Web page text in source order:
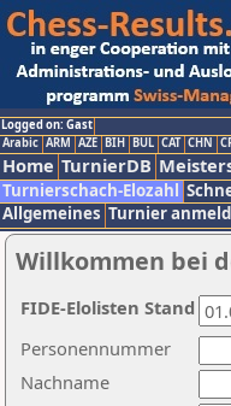
Logged on: Gast
Arabic ARM AZE BIH BUL CAT CHN
Home TurnierDB
Turnierschach-Elozahl
Allgemeines Turnier
Willkommen bei
Nachname
Personennummer
FIDE-Elolisten Stand